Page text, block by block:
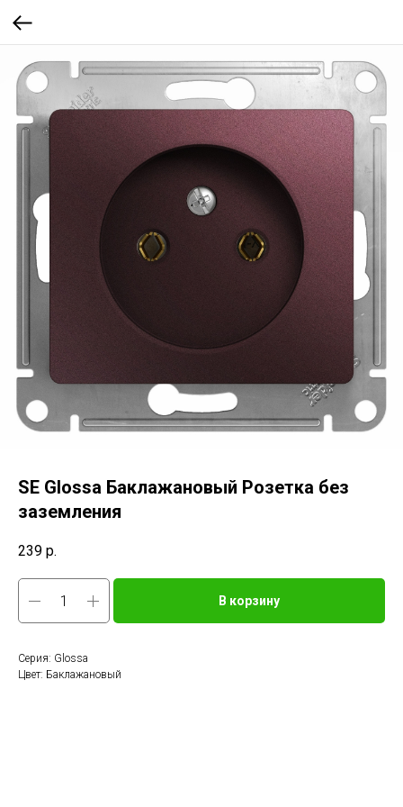
SE Glossa Баклажановый Розетка без
заземления
239 р.
В корзину
Серия: Glossa
Цвет: Баклажановый